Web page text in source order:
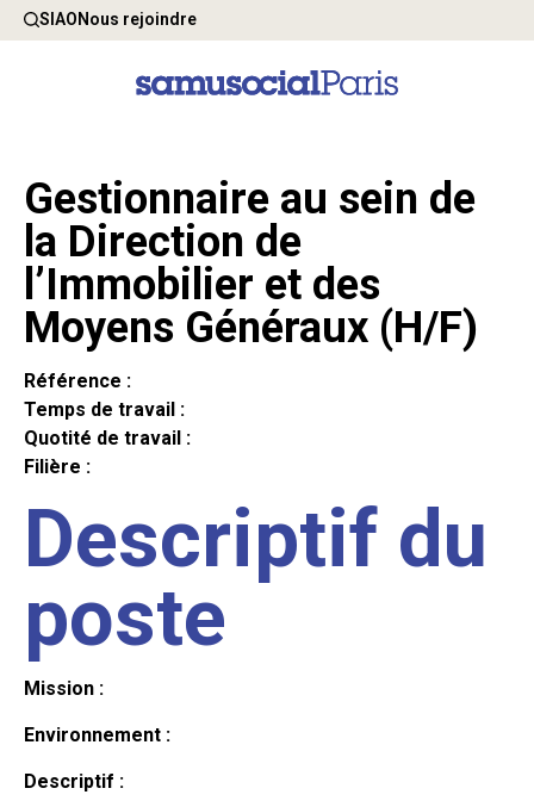
SIAONous rejoindre
Gestionnaire au sein de
la Direction de
l’Immobilier et des
Moyens Généraux (H/F)
Référence :
Temps de travail :
Quotité de travail :
Filière :
Descriptif du
poste
Mission :
Environnement :
Descriptif :